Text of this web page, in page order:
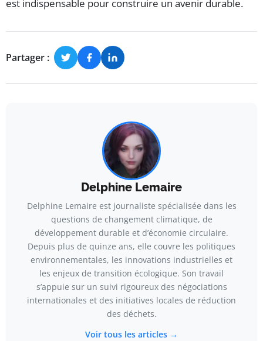
est indispensable pour construire un avenir durable.
Partager :
Delphine Lemaire
Delphine Lemaire est journaliste spécialisée dans les
questions de changement climatique, de
développement durable et d’économie circulaire.
Depuis plus de quinze ans, elle couvre les politiques
environnementales, les innovations industrielles et
les enjeux de transition écologique. Son travail
s’appuie sur un suivi rigoureux des négociations
internationales et des initiatives locales de réduction
des déchets.
Voir tous les articles →